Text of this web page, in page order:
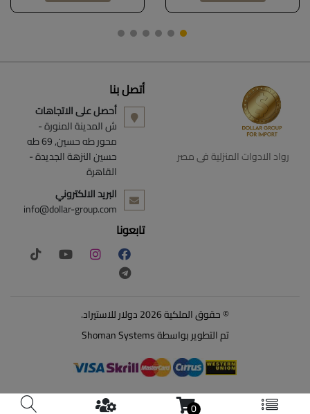
0
رواد الادوات المنزلية فى مصر
أتصل بنا
أحصل على الاتجاهات
ش المدينة المنورة -
محور طه حسين, 69 طه
حسين النزهة الجديدة -
القاهرة
البريد الالكتروني
info@dollar-group.com
تابعونا
© حقوق الملكية 2026 دولار للاستيراد.
تم التطوير بواسطةShoman Systems